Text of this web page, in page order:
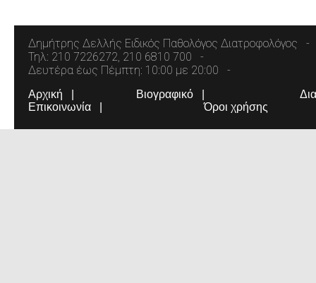
Δημήτρης Δελλής Ειδικός Παθολόγος Διατροφολόγος
Τηλ: 210 7226272, 210 6810 700
Δευτέρα έως Πέμπτη: 10:00 με 20:00
Αρχική Βιογραφικό
Επικοινωνία
Όροι χρήσης